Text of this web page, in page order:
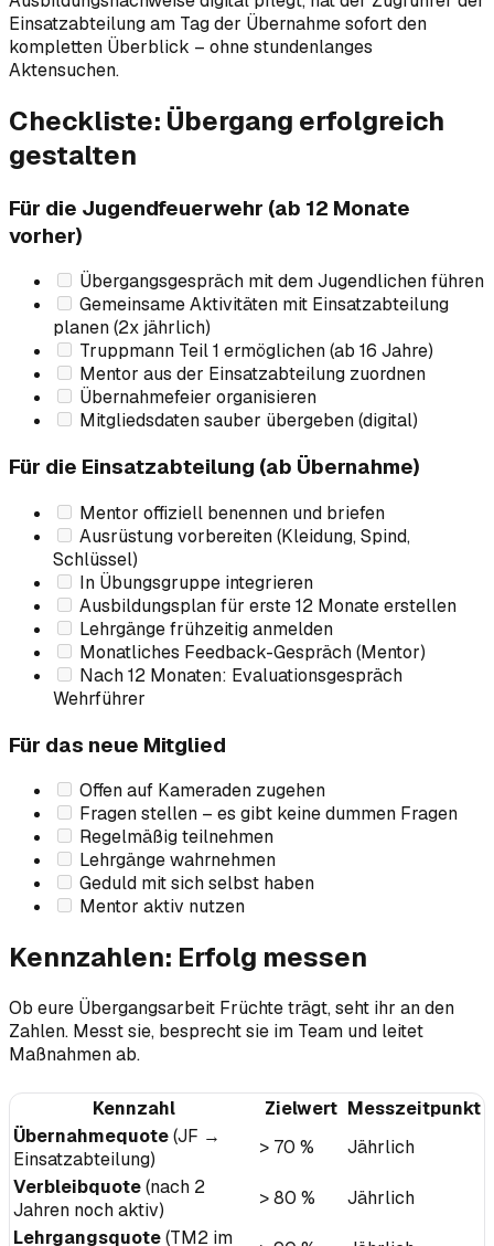
Einsatzabteilung am Tag der Übernahme sofort den
kompletten Überblick – ohne stundenlanges
Aktensuchen.
Checkliste: Übergang erfolgreich
gestalten
Für die Jugendfeuerwehr (ab 12 Monate
vorher)
Übergangsgespräch mit dem Jugendlichen führen
Gemeinsame Aktivitäten mit Einsatzabteilung
planen (2x jährlich)
Truppmann Teil 1 ermöglichen (ab 16 Jahre)
Mentor aus der Einsatzabteilung zuordnen
Übernahmefeier organisieren
Mitgliedsdaten sauber übergeben (digital)
Für die Einsatzabteilung (ab Übernahme)
Mentor offiziell benennen und briefen
Ausrüstung vorbereiten (Kleidung, Spind,
Schlüssel)
In Übungsgruppe integrieren
Ausbildungsplan für erste 12 Monate erstellen
Lehrgänge frühzeitig anmelden
Monatliches Feedback-Gespräch (Mentor)
Nach 12 Monaten: Evaluationsgespräch
Wehrführer
Für das neue Mitglied
Offen auf Kameraden zugehen
Fragen stellen – es gibt keine dummen Fragen
Regelmäßig teilnehmen
Lehrgänge wahrnehmen
Geduld mit sich selbst haben
Mentor aktiv nutzen
Kennzahlen: Erfolg messen
Ob eure Übergangsarbeit Früchte trägt, seht ihr an den
Zahlen. Messt sie, besprecht sie im Team und leitet
Maßnahmen ab.
Kennzahl Zielwert Messzeitpunkt
Übernahmequote(JF →
Einsatzabteilung)
> 70 %
Jährlich
Verbleibquote(nach 2
Jahren noch aktiv)
> 80 %
Jährlich
Lehrgangsquote(TM2 im